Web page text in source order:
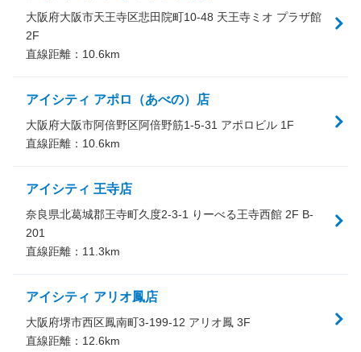
大阪府大阪市天王寺区悲田院町10-48 天王寺ミオ プラザ館
2F
直線距離： 10.6km
アイシティ アポロ（あべの）店
大阪府大阪市阿倍野区阿倍野筋1-5-31 アポロビル 1F
直線距離： 10.6km
アイシティ 王寺店
奈良県北葛城郡王寺町久度2-3-1 りーべる王寺西館 2F B-
201
直線距離： 11.3km
アイシティ アリオ鳳店
大阪府堺市西区鳳南町3-199-12 アリオ鳳 3F
直線距離： 12.6km